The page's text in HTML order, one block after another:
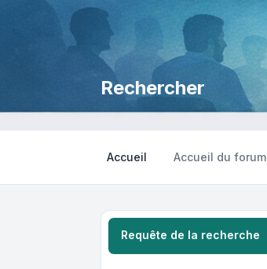
Rechercher
Accueil Accueil du forum
Requête de la recherche